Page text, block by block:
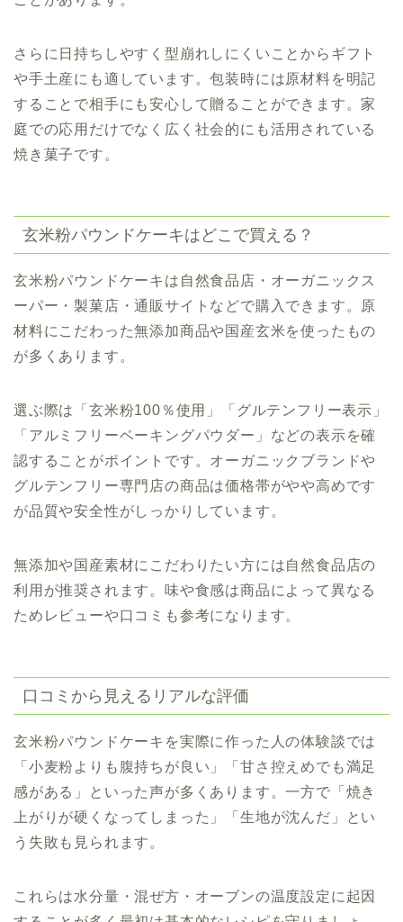
さらに日持ちしやすく型崩れしにくいことからギフト
や手土産にも適しています。包装時には原材料を明記
することで相手にも安心して贈ることができます。家
庭での応用だけでなく広く社会的にも活用されている
焼き菓子です。
玄米粉パウンドケーキはどこで買える？
玄米粉パウンドケーキは自然食品店・オーガニックス
ーパー・製菓店・通販サイトなどで購入できます。原
材料にこだわった無添加商品や国産玄米を使ったもの
が多くあります。
選ぶ際は「玄米粉100％使用」「グルテンフリー表示」
「アルミフリーベーキングパウダー」などの表示を確
認することがポイントです。オーガニックブランドや
グルテンフリー専門店の商品は価格帯がやや高めです
が品質や安全性がしっかりしています。
無添加や国産素材にこだわりたい方には自然食品店の
利用が推奨されます。味や食感は商品によって異なる
ためレビューや口コミも参考になります。
口コミから見えるリアルな評価
玄米粉パウンドケーキを実際に作った人の体験談では
「小麦粉よりも腹持ちが良い」「甘さ控えめでも満足
感がある」といった声が多くあります。一方で「焼き
上がりが硬くなってしまった」「生地が沈んだ」とい
う失敗も見られます。
これらは水分量・混ぜ方・オーブンの温度設定に起因